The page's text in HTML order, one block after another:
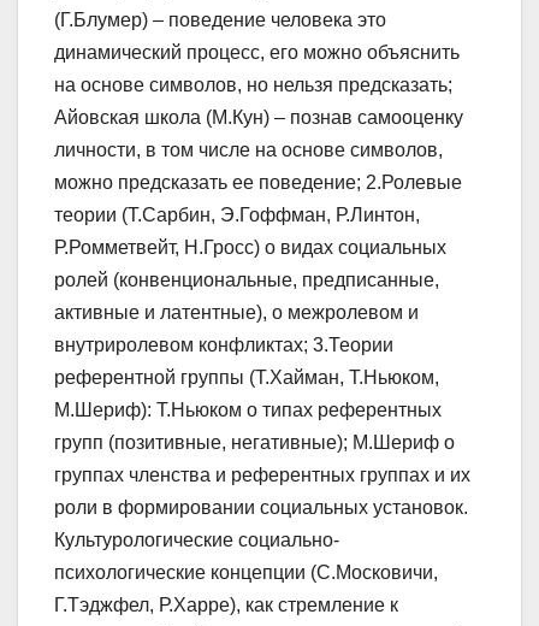
(Г.Блумер) – поведение человека это
динамический процесс, его можно объяснить
на основе символов, но нельзя предсказать;
Айовская школа (М.Кун) – познав самооценку
личности, в том числе на основе символов,
можно предсказать ее поведение; 2.Ролевые
теории (Т.Сарбин, Э.Гоффман, Р.Линтон,
Р.Ромметвейт, Н.Гросс) о видах социальных
ролей (конвенциональные, предписанные,
активные и латентные), о межролевом и
внутриролевом конфликтах; 3.Теории
референтной группы (Т.Хайман, Т.Ньюком,
М.Шериф): Т.Ньюком о типах референтных
групп (позитивные, негативные); М.Шериф о
группах членства и референтных группах и их
роли в формировании социальных установок.
Культурологические социально-
психологические концепции (С.Московичи,
Г.Тэджфел, Р.Харре), как стремление к